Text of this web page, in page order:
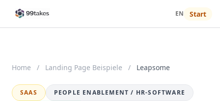
EN Start
Home / Landing Page Beispiele / Leapsome
SAAS
PEOPLE ENABLEMENT / HR-SOFTWARE